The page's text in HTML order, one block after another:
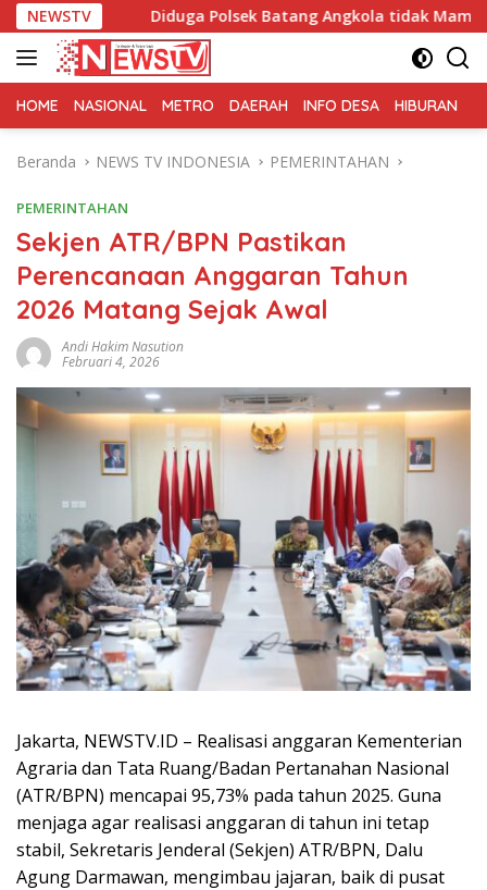
Langsung
ke
konten
NEWSTV
Diduga Polsek Batang Angkola tidak Mampu Berantas
HOME NASIONAL METRO DAERAH INFO DESA HIBURAN
Beranda NEWS TV INDONESIA PEMERINTAHAN
PEMERINTAHAN
Sekjen ATR/BPN Pastikan
Perencanaan Anggaran Tahun
2026 Matang Sejak Awal
Andi Hakim Nasution
Februari 4, 2026
​Jakarta, NEWSTV.ID – Realisasi anggaran Kementerian
Agraria dan Tata Ruang/Badan Pertanahan Nasional
(ATR/BPN) mencapai 95,73% pada tahun 2025. Guna
menjaga agar realisasi anggaran di tahun ini tetap
stabil, Sekretaris Jenderal (Sekjen) ATR/BPN, Dalu
Agung Darmawan, mengimbau jajaran, baik di pusat